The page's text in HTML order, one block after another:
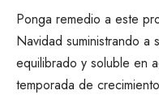
Ponga remedio a este
Navidad suministrando a
equilibrado y soluble en
temporada de